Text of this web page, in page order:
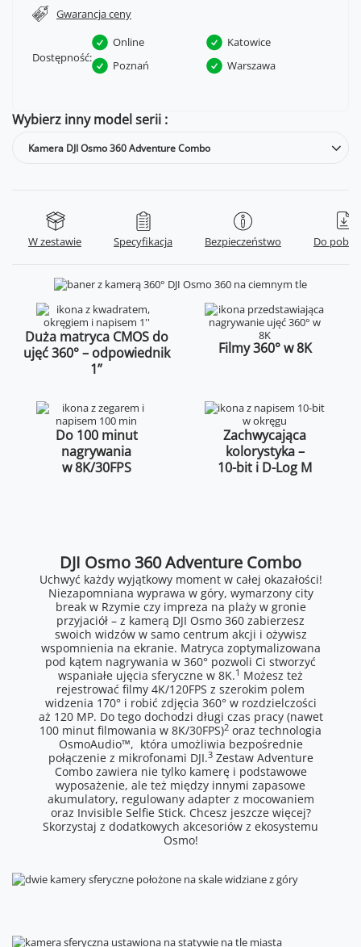
Wybierz inny model serii
Kamera DJI Osmo 360 Adventure Combo
Gwarancja ceny
Dostępność:
Online
Katowice
Poznań
Warszawa
W zestawie Specyfikacja Bezpieczeństwo Do
Duża matryca CMOS do
ujęć 360° – odpowiednik
1”
Filmy 360° w 8K
Do 100 minut
nagrywania
w 8K/30FPS
Zachwycająca
kolorystyka –
10-bit i D-Log M
DJI Osmo 360 Adventure Combo
Uchwyć każdy wyjątkowy moment w całej okazałości!
Niezapomniana wyprawa w góry, wymarzony city
break w Rzymie czy impreza na plaży w gronie
przyjaciół – z kamerą DJI Osmo 360 zabierzesz
swoich widzów w samo centrum akcji i ożywisz
wspomnienia na ekranie. Matryca zoptymalizowana
pod kątem nagrywania w 360° pozwoli Ci stworzyć
wspaniałe ujęcia sferyczne w 8K.1 Możesz też
rejestrować filmy 4K/120FPS z szerokim polem
widzenia 170° i robić zdjęcia 360° w rozdzielczości
aż 120 MP. Do tego dochodzi długi czas pracy (nawet
100 minut filmowania w 8K/30FPS)2 oraz technologia
OsmoAudio™, która umożliwia bezpośrednie
połączenie z mikrofonami DJI.3Zestaw Adventure
Combo zawiera nie tylko kamerę i podstawowe
wyposażenie, ale też między innymi zapasowe
akumulatory, regulowany adapter z mocowaniem
oraz Invisible Selfie Stick. Chcesz jeszcze więcej?
Skorzystaj z dodatkowych akcesoriów z ekosystemu
Osmo!